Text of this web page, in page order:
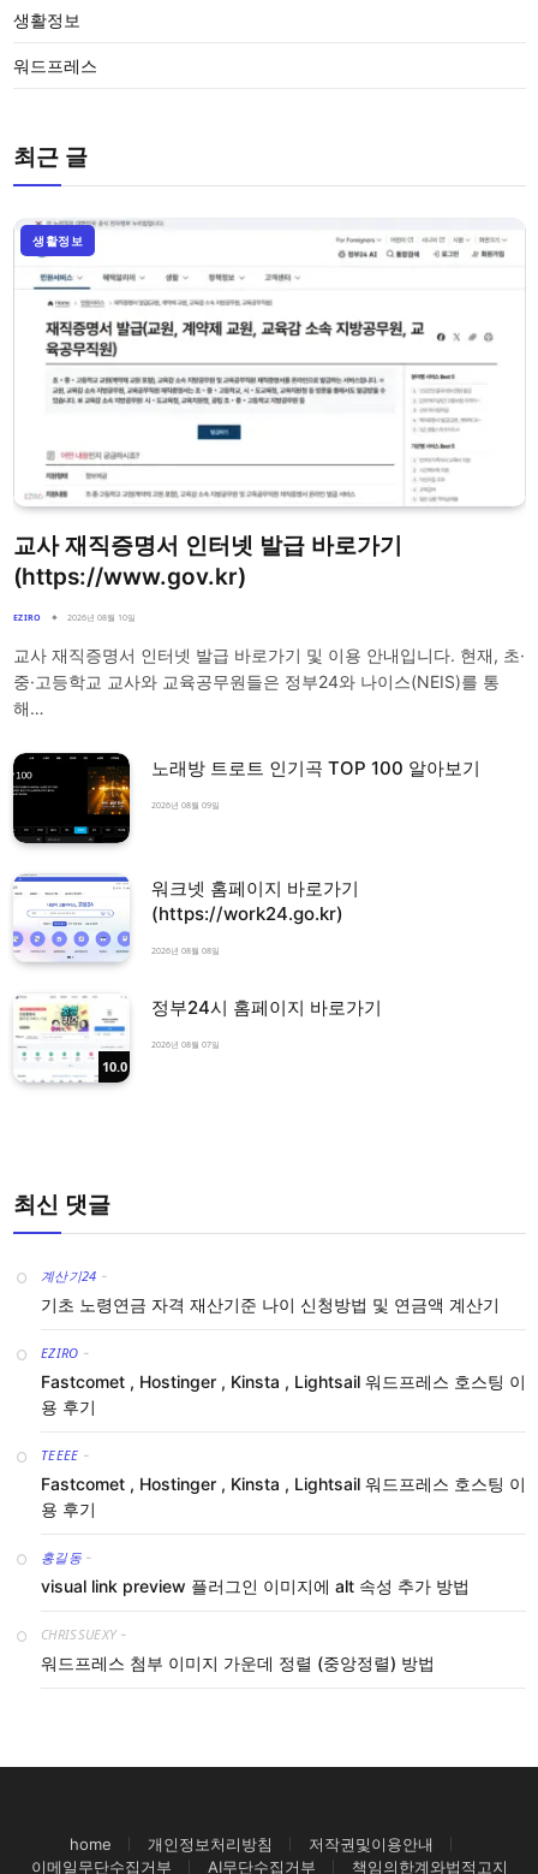
생활정보
워드프레스
최근 글
생활정보
교사 재직증명서 인터넷 발급 바로가기
(https://www.gov.kr)
EZIRO 2026년 08월 10일
교사 재직증명서 인터넷 발급 바로가기 및 이용 안내입니다. 현재, 초·
중·고등학교 교사와 교육공무원들은 정부24와 나이스(NEIS)를 통
해…
노래방 트로트 인기곡 TOP 100 알아보기
2026년 08월 09일
워크넷 홈페이지 바로가기
(https://work24.go.kr)
2026년 08월 08일
10.0
정부24시 홈페이지 바로가기
2026년 08월 07일
최신 댓글
계산기24 -
기초 노령연금 자격 재산기준 나이 신청방법 및 연금액 계산기
EZIRO -
Fastcomet , Hostinger , Kinsta , Lightsail 워드프레스 호스팅 이
용 후기
TEEEE -
Fastcomet , Hostinger , Kinsta , Lightsail 워드프레스 호스팅 이
용 후기
홍길동 -
visual link preview 플러그인 이미지에 alt 속성 추가 방법
CHRISSUEXY -
워드프레스 첨부 이미지 가운데 정렬 (중앙정렬) 방법
home 개인정보처리방침
저작권및이용안내
이메일무단수집거부
AI무단수집거부 책임의한계와법적고지